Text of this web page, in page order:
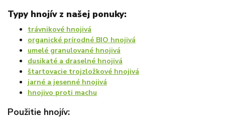
Typy hnojív z našej ponuky:
trávnikové hnojivá
organické prírodné BIO hnojivá
umelé granulované hnojivá
dusikaté a draselné hnojivá
štartovacie trojzložkové hnojivá
jarné a jesenné hnojivá
hnojivo proti machu
Použitie hnojív: